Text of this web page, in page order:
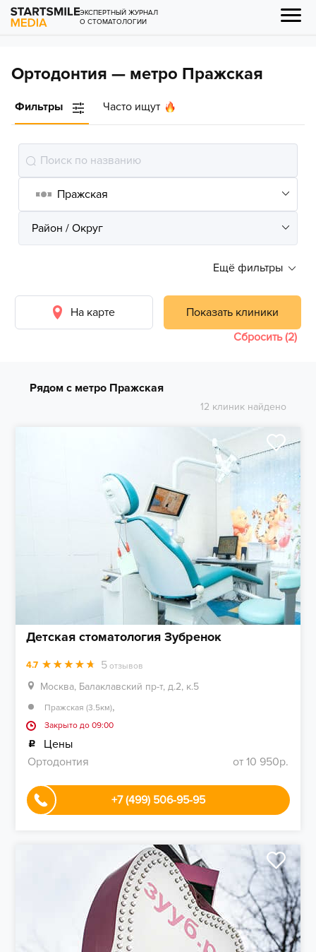
ЭКСПЕРТНЫЙ ЖУРНАЛ
О СТОМАТОЛОГИИ
Ортодонтия — метро Пражская
Фильтры Часто ищут
Ещё фильтры
На карте
Показать клиники
Сбросить (2)
Рядом с метро Пражская
12 клиник найдено
Детская стоматология Зубренок
4.7 5 отзывов
Москва, Балаклавский пр-т, д.2, к.5
Пражская (3.5км),
Закрыто до 09:00
Цены
Ортодонтия
от 10 950р.
+7 (499) 506-95-95